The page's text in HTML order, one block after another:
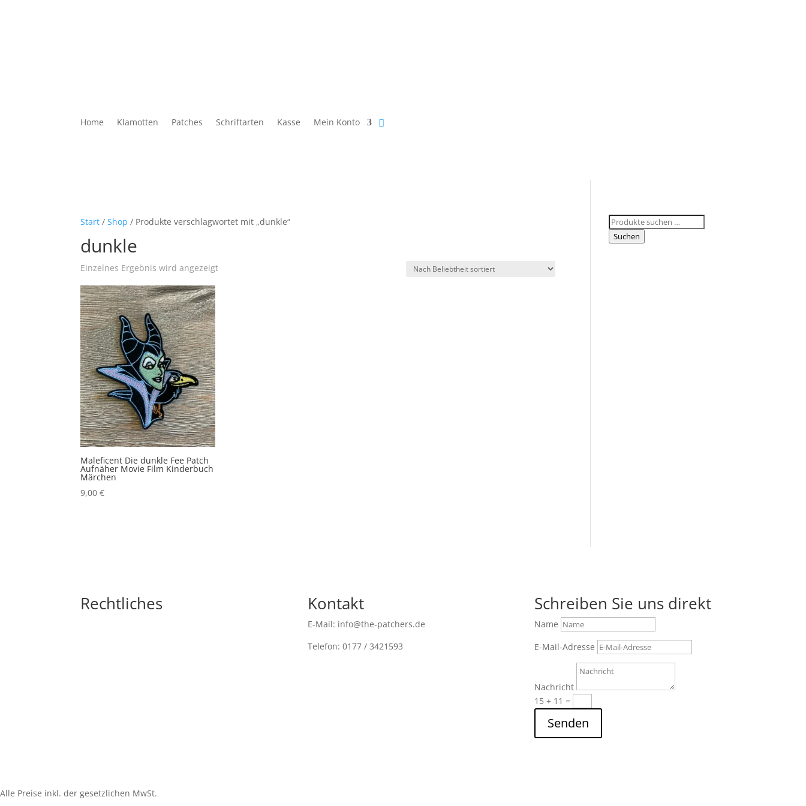
Home Klamotten Patches Schriftarten Kasse Mein Konto
Start /Shop / Produkte verschlagwortet mit „dunkle“
dunkle
Einzelnes Ergebnis wird angezeigt
Maleficent Die dunkle Fee Patch
Aufnäher Movie Film Kinderbuch
Märchen
9,00€
Suchen
nach:
Suchen
Rechtliches Kontakt
E-Mail: info@the-patchers.de
Telefon: 0177 / 3421593
Schreiben Sie uns direkt
Name
E-Mail-Adresse
Nachricht
15 + 11 =
Senden
Alle Preise inkl. der gesetzlichen MwSt.